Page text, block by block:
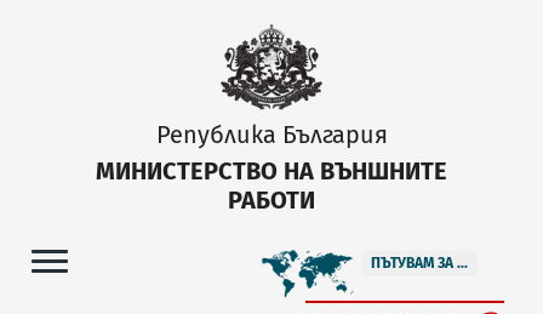
Република България
МИНИСТЕРСТВО НА ВЪНШНИТЕ
РАБОТИ
ПЪТУВАМ ЗА ...